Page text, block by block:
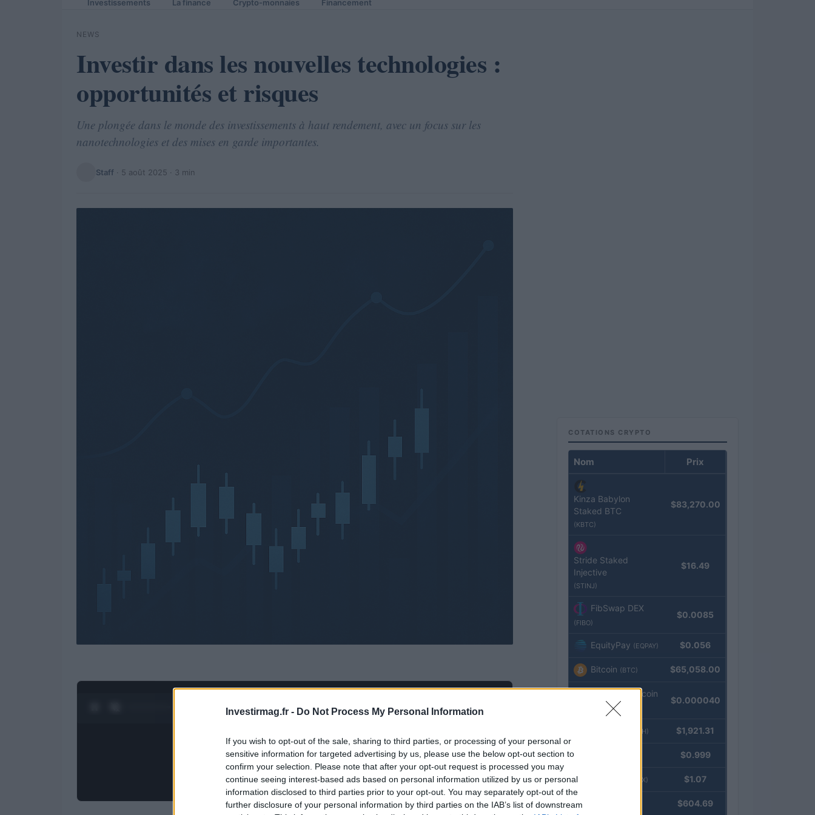
Investirmag.fr - Do Not Process My Personal Information
If you wish to opt-out of the sale, sharing to third parties, or processing of your personal or
sensitive information for targeted advertising by us, please use the below opt-out section to
confirm your selection. Please note that after your opt-out request is processed you may
continue seeing interest-based ads based on personal information utilized by us or personal
information disclosed to third parties prior to your opt-out. You may separately opt-out of the
further disclosure of your personal information by third parties on the IAB’s list of downstream
Investissements La finance Crypto-monnaies Financement
NEWS
Investir dans les nouvelles technologies :
opportunités et risques
Une plongée dans le monde des investissements à haut rendement, avec un focus sur les
nanotechnologies et des mises en garde importantes.
Staff · 5 août 2025 · 3 min
1 POWERED BYAdhub Media
COTATIONS CRYPTO
Nom Prix
Kinza Babylon
Staked BTC
(KBTC)
$83,270.00
Stride Staked
Injective
(STINJ)
$16.49
FibSwap DEX
(FIBO)
$0.0085
EquityPay (EQPAY) $0.056
Bitcoin (BTC) $65,058.00
VNST Stablecoin
$0.000040
(ETH) $1,921.31
$0.999
(USDEX) $1.07
$604.69